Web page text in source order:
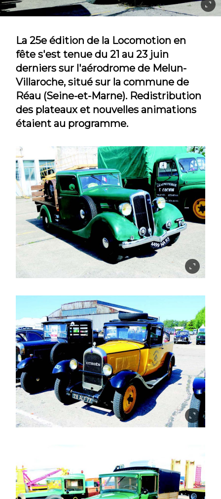
La 25e édition de la Locomotion en
fête s'est tenue du 21 au 23 juin
derniers sur l'aérodrome de Melun-
Villaroche, situé sur la commune de
Réau (Seine-et-Marne). Redistribution
des plateaux et nouvelles animations
étaient au programme.